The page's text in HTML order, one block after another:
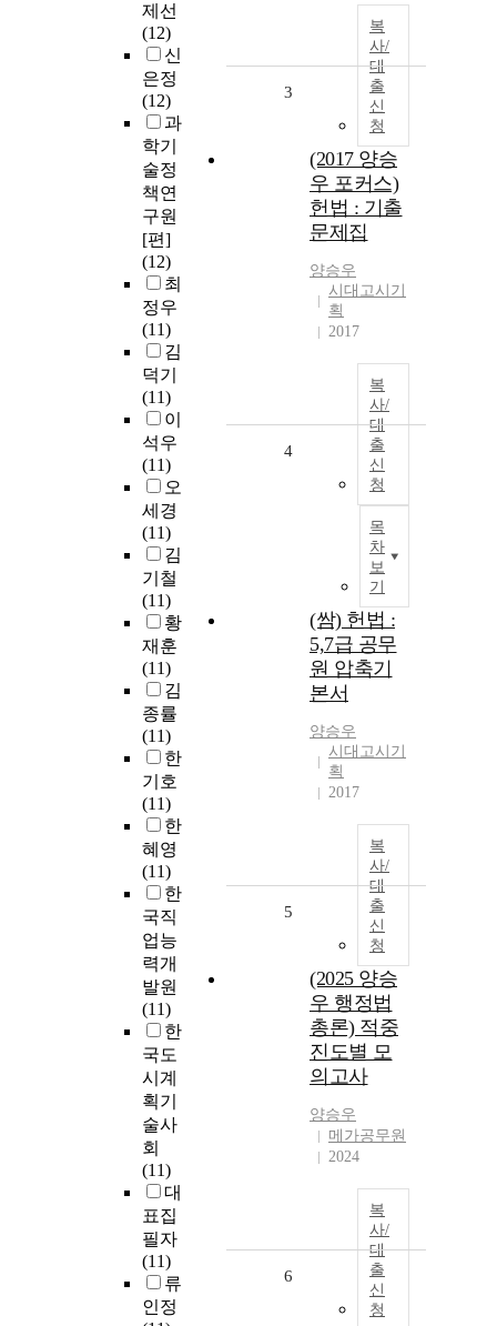
제선
(12)
신
은정
(12)
과
학기
술정
책연
구원
[편]
(12)
최
정우
(11)
김
덕기
(11)
이
석우
(11)
오
세경
(11)
김
기철
(11)
황
재훈
(11)
김
종률
(11)
한
기호
(11)
한
혜영
(11)
한
국직
업능
력개
발원
(11)
한
국도
시계
획기
술사
회
(11)
대
표집
필자
(11)
류
인정
복
사/
대
출
신
청
3
(2017 양승
우 포커스)
헌법 : 기출
문제집
양승우
시대고시기
획
2017
복
사/
대
출
신
청
목
차
보
기
4
(쌈) 헌법 :
5,7급 공무
원 압축기
본서
양승우
시대고시기
획
2017
복
사/
대
출
신
청
5
(2025 양승
우 행정법
총론) 적중
진도별 모
의고사
양승우
메가공무원
2024
복
사/
대
출
신
청
6